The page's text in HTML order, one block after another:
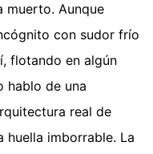
muerto. Aunque
con sudor frío
flotando en algún
hablo de una
real de
huella imborrable. La